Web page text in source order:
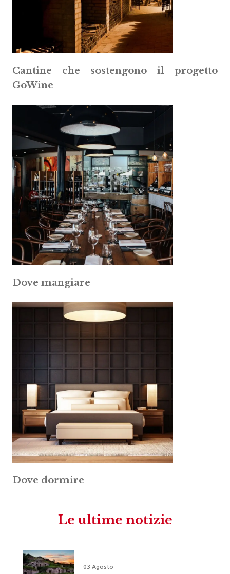
Cantine che sostengono il progetto
GoWine
Dove mangiare
Dove dormire
Le ultime notizie
03 Agosto